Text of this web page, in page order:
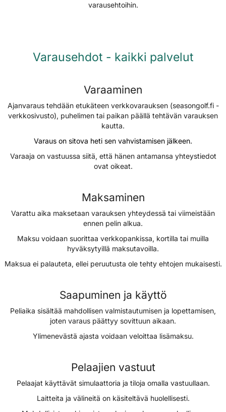
varausehtoihin.
Varausehdot - kaikki palvelut
Varaaminen
Ajanvaraus tehdään etukäteen verkkovarauksen (seasongolf.fi -
verkkosivusto), puhelimen tai paikan päällä tehtävän varauksen
kautta.
Varaus on sitova heti sen vahvistamisen jälkeen.
Varaaja on vastuussa siitä, että hänen antamansa yhteystiedot
ovat oikeat.
Maksaminen
Varattu aika maksetaan varauksen yhteydessä tai viimeistään
ennen pelin alkua.
Maksu voidaan suorittaa verkkopankissa, kortilla tai muilla
hyväksytyillä maksutavoilla.
Maksua ei palauteta, ellei peruutusta ole tehty ehtojen mukaisesti.
Saapuminen ja käyttö
Peliaika sisältää mahdollisen valmistautumisen ja lopettamisen,
joten varaus päättyy sovittuun aikaan.
Ylimenevästä ajasta voidaan veloittaa lisämaksu.
Pelaajien vastuut
Pelaajat käyttävät simulaattoria ja tiloja omalla vastuullaan.
Laitteita ja välineitä on käsiteltävä huolellisesti.